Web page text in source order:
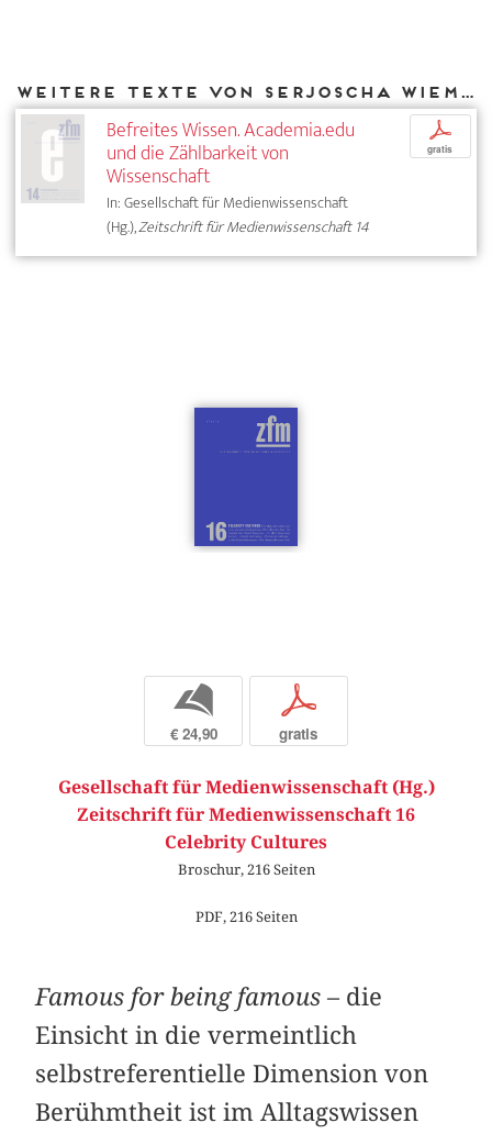
Weitere Texte von Serjoscha Wiemer bei DIAPHANES
Befreites Wissen. Academia.edu
und die Zählbarkeit von
Wissenschaft
In: Gesellschaft für Medienwissenschaft
(Hg.),Zeitschrift für Medienwissenschaft 14
p
gratis
b
€ 24,90
p
gratis
Gesellschaft für Medienwissenschaft (Hg.)
Zeitschrift für Medienwissenschaft 16
Celebrity Cultures
Broschur, 216 Seiten
PDF, 216 Seiten
Famous for being famous – die
Einsicht in die vermeintlich
selbstreferentielle Dimension von
Berühmtheit ist im Alltagswissen